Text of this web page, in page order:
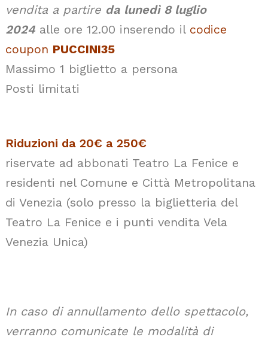
vendita a partire da lunedì 8 luglio
2024 alle ore 12.00 inserendo il codice
coupon PUCCINI35
Massimo 1 biglietto a persona
Posti limitati
Riduzioni da 20€ a 250€
riservate ad abbonati Teatro La Fenice e
residenti nel Comune e Città Metropolitana
di Venezia (solo presso la biglietteria del
Teatro La Fenice e i punti vendita Vela
Venezia Unica)
In caso di annullamento dello spettacolo,
verranno comunicate le modalità di